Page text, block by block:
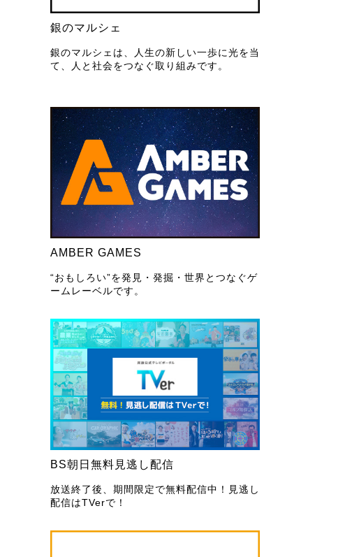
銀のマルシェ
銀のマルシェは、人生の新しい一歩に光を当
て、人と社会をつなぐ取り組みです。
AMBER GAMES
“おもしろい”を発見・発掘・世界とつなぐゲ
ームレーベルです。
BS朝日無料見逃し配信
放送終了後、期間限定で無料配信中！見逃し
配信はTVerで！